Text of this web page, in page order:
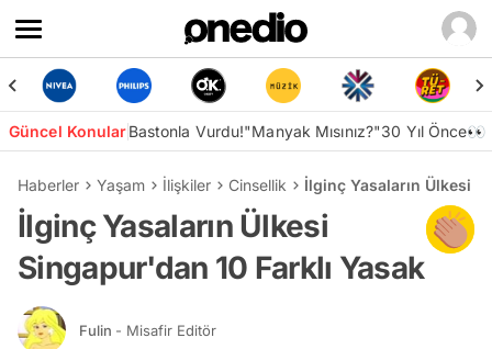
Güncel KonularBastonla Vurdu!"Manyak Mısınız?"30 Yıl Önce👀
Haberler Yaşam İlişkiler Cinsellik İlginç Yasaların Ülkesi
İlginç Yasaların Ülkesi
Singapur'dan 10 Farklı Yasak
Fulin - Misafir Editör